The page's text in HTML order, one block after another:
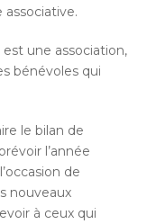
une association,
bénévoles qui
le bilan de
l’année
de
nouveaux
à ceux qui